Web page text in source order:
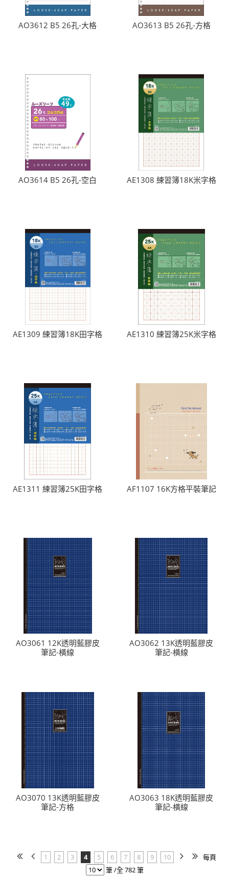
AO3612 B5 26孔-大格 AO3613 B5 26孔-方格
AO3614 B5 26孔-空白 AE1308 練習簿18K米字格
AE1309 練習簿18K田字格 AE1310 練習簿25K米字格
AE1311 練習簿25K田字格 AF1107 16K方格平裝筆記
AO3061 12K透明藍膠皮
筆記-橫線
AO3062 13K透明藍膠皮
筆記-橫線
AO3070 13K透明藍膠皮
筆記-方格
AO3063 18K透明藍膠皮
筆記-橫線
1 2 3 4 5 6 7 8 9 10
每頁
筆 /全 782 筆